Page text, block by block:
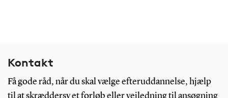
Kontakt
Få gode råd, når du skal vælge efteruddannelse, hjælp
til at skræddersy et forløb eller vejledning til ansøgning